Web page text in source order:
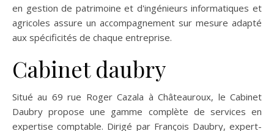
en gestion de patrimoine et d'ingénieurs informatiques et
agricoles assure un accompagnement sur mesure adapté
aux spécificités de chaque entreprise.
Cabinet daubry
Situé au 69 rue Roger Cazala à Châteauroux, le Cabinet
Daubry propose une gamme complète de services en
expertise comptable. Dirigé par François Daubry, expert-